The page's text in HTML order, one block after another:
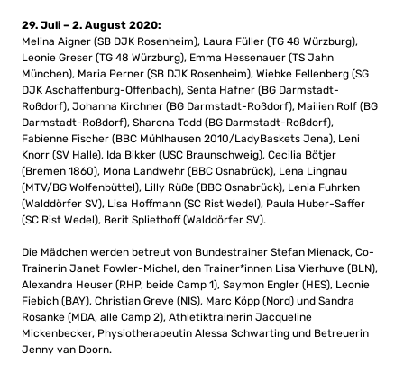
29. Juli – 2. August 2020:
Melina Aigner (SB DJK Rosenheim), Laura Füller (TG 48 Würzburg),
Leonie Greser (TG 48 Würzburg), Emma Hessenauer (TS Jahn
München), Maria Perner (SB DJK Rosenheim), Wiebke Fellenberg (SG
DJK Aschaffenburg-Offenbach), Senta Hafner (BG Darmstadt-
Roßdorf), Johanna Kirchner (BG Darmstadt-Roßdorf), Mailien Rolf (BG
Darmstadt-Roßdorf), Sharona Todd (BG Darmstadt-Roßdorf),
Fabienne Fischer (BBC Mühlhausen 2010/LadyBaskets Jena), Leni
Knorr (SV Halle), Ida Bikker (USC Braunschweig), Cecilia Bötjer
(Bremen 1860), Mona Landwehr (BBC Osnabrück), Lena Lingnau
(MTV/BG Wolfenbüttel), Lilly Rüße (BBC Osnabrück), Lenia Fuhrken
(Walddörfer SV), Lisa Hoffmann (SC Rist Wedel), Paula Huber-Saffer
(SC Rist Wedel), Berit Spliethoff (Walddörfer SV).
Die Mädchen werden betreut von Bundestrainer Stefan Mienack, Co-
Trainerin Janet Fowler-Michel, den Trainer*innen Lisa Vierhuve (BLN),
Alexandra Heuser (RHP, beide Camp 1), Saymon Engler (HES), Leonie
Fiebich (BAY), Christian Greve (NIS), Marc Köpp (Nord) und Sandra
Rosanke (MDA, alle Camp 2), Athletiktrainerin Jacqueline
Mickenbecker, Physiotherapeutin Alessa Schwarting und Betreuerin
Jenny van Doorn.